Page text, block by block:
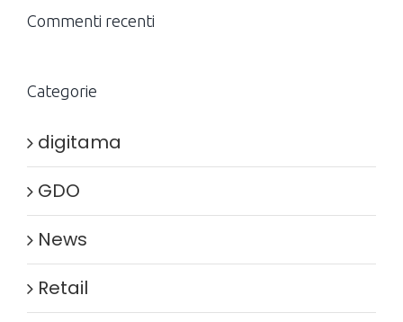
Commenti recenti
Categorie
digitama
GDO
News
Retail